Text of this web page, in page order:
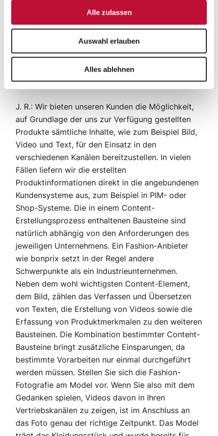
Alle zulassen
Auswahl erlauben
Alles ablehnen
durchgeführt und festgestellt, dass ein selektiver
Einsatz für uns am sinnvollsten ist.
Herr Rewer, wie passt die Erstellung weiterer
Produktinformationen in Ihren Content-
Prozess?
J. R.: Wir bieten unseren Kunden die Möglichkeit,
auf Grundlage der uns zur Verfügung gestellten
Produkte sämtliche Inhalte, wie zum Beispiel Bild,
Video und Text, für den Einsatz in den
verschiedenen Kanälen bereitzustellen. In vielen
Fällen liefern wir die erstellten
Produktinformationen direkt in die angebundenen
Kundensysteme aus, zum Beispiel in PIM- oder
Shop-Systeme. Die in einem Content-
Erstellungsprozess enthaltenen Bausteine sind
natürlich abhängig von den Anforderungen des
jeweiligen Unternehmens. Ein Fashion-Anbieter
wie bonprix setzt in der Regel andere
Schwerpunkte als ein Industrieunternehmen.
Neben dem wohl wichtigsten Content-Element,
dem Bild, zählen das Verfassen und Übersetzen
von Texten, die Erstellung von Videos sowie die
Erfassung von Produktmerkmalen zu den weiteren
Bausteinen. Die Kombination bestimmter Content-
Bausteine bringt zusätzliche Einsparungen, da
bestimmte Vorarbeiten nur einmal durchgeführt
werden müssen. Stellen Sie sich die Fashion-
Fotografie am Model vor. Wenn Sie also mit dem
Gedanken spielen, Videos davon in Ihren
Vertriebskanälen zu zeigen, ist im Anschluss an
das Foto genau der richtige Zeitpunkt. Das Model